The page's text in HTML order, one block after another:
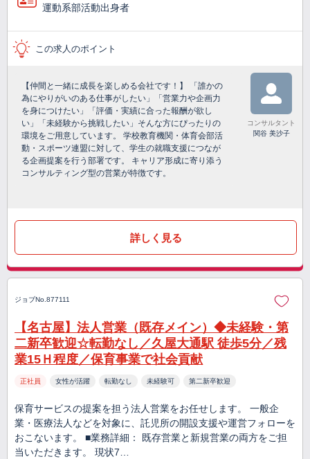
運動系部活動出身者
この求人のポイント
【仲間と一緒に成長を楽しめる会社です！】 「誰かの
為にやりがいのある仕事がしたい」「営業力や企画力
を身につけたい」「評価・実績に合った報酬が欲し
い」「未経験から挑戦したい」そんな方にぴったりの
環境をご用意しています。 学校教育機関・体育会部活
動・スポーツ連盟に対して、学生の就職支援につなが
る企画提案を行う部署です。 キャリア形成に寄り添う
コンサルティング型の営業が特徴です。
コンサルタント
関谷 美沙子
詳しく見る
ジョブNo.877111
【名古屋】法人営業（既存メイン）◆未経験・第
二新卒歓迎☆転勤なし／久屋大通駅 徒歩5分／残
業15Ｈ程度／保育事業で社会貢献
正社員 女性が活躍 転勤なし 未経験可 第二新卒歓迎
保育サービスの提案を担う法人営業をお任せします。 一般企
業・医療法人などを対象に、託児所の開設支援や運営フォローを
おこないます。 ■業務詳細： 既存営業と新規営業の両方をご担
当いただきます。 現状7…